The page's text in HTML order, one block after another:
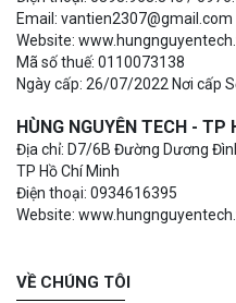
Email: vantien2307@gmail.com
Website:
Mã số thuế: 0110073138
Ngày cấp: 26/07/2022 Nơi cấp
HÙNG NGUYÊN TECH - TP
Địa chỉ: D7/6B Đường Dương
TP Hồ Chí Minh
Điện thoại: 0934616395
Website:
VỀ CHÚNG TÔI